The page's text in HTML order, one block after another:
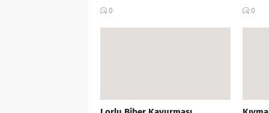
1...
0 0